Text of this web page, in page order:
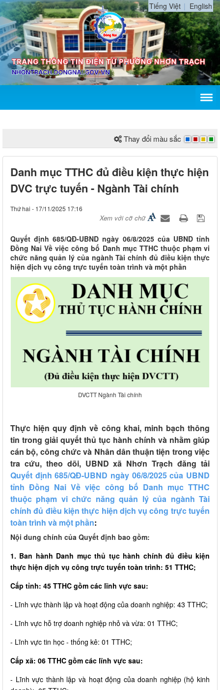
Tiếng Việt English
Thay đổi màu sắc
Danh mục TTHC đủ điều kiện thực hiện
DVC trực tuyến - Ngành Tài chính
Thứ hai - 17/11/2025 17:16
Xem với cỡ chữ
Quyết định 685/QĐ-UBND ngày 06/8/2025 của UBND tỉnh
Đồng Nai Về việc công bố Danh mục TTHC thuộc phạm vi
chức năng quản lý của ngành Tài chính đủ điều kiện thực
hiện dịch vụ công trực tuyến toàn trình và một phần
DVCTT Ngành Tài chính
Thực hiện quy định về công khai, minh bạch thông
tin trong giải quyết thủ tục hành chính và nhằm giúp
cán bộ, công chức và Nhân dân thuận tiện trong việc
tra cứu, theo dõi, UBND xã Nhơn Trạch đăng tải
Quyết định 685/QĐ-UBND ngày 06/8/2025 của UBND
tỉnh Đồng Nai Về việc công bố Danh mục TTHC
thuộc phạm vi chức năng quản lý của ngành Tài
chính đủ điều kiện thực hiện dịch vụ công trực tuyến
toàn trình và một phần:
Nội dung chính của Quyết định bao gồm:
1. Ban hành Danh mục thủ tục hành chính đủ điều kiện
thực hiện dịch vụ công trực tuyến toàn trình: 51 TTHC;
Cấp tỉnh: 45 TTHC gồm các lĩnh vực sau:
- Lĩnh vực thành lập và hoạt động của doanh nghiệp: 43 TTHC;
- Lĩnh vực hỗ trợ doanh nghiệp nhỏ và vừa: 01 TTHC;
- Lĩnh vực tin học - thống kê: 01 TTHC;
Cấp xã: 06 TTHC gồm các lĩnh vực sau:
- Lĩnh vực thành lập và hoạt động của doanh nghiệp (hộ kinh